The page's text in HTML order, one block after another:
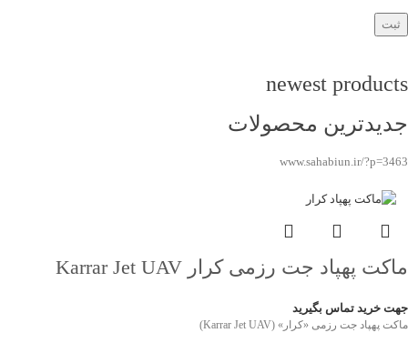
newest products
جدیدترین محصولات
www.sahabiun.ir/?p=3463
ماکت پهپاد جت رزمی کرار Karrar Jet UAV
جهت خرید تماس بگیرید
ماکت پهپاد جت رزمی «کرار» (Karrar Jet UAV)